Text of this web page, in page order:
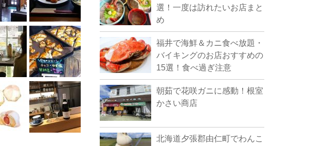
選！一度は訪れたいお店まと
め
福井で海鮮＆カニ食べ放題・
バイキングのお店おすすめの
15選！食べ過ぎ注意
朝茹で花咲ガニに感動！根室
かさい商店
北海道夕張郡由仁町でわんこ